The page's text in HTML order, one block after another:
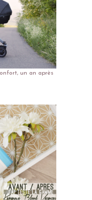
un an après